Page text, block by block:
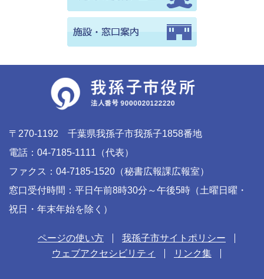
〒270-1192 千葉県我孫子市我孫子1858番地
電話：04-7185-1111（代表）
ファクス：04-7185-1520（秘書広報課広報室）
窓口受付時間：平日午前8時30分～午後5時（土曜日曜・
祝日・年末年始を除く）
ページの使い方
我孫子市サイトポリシー
ウェブアクセシビリティ
リンク集